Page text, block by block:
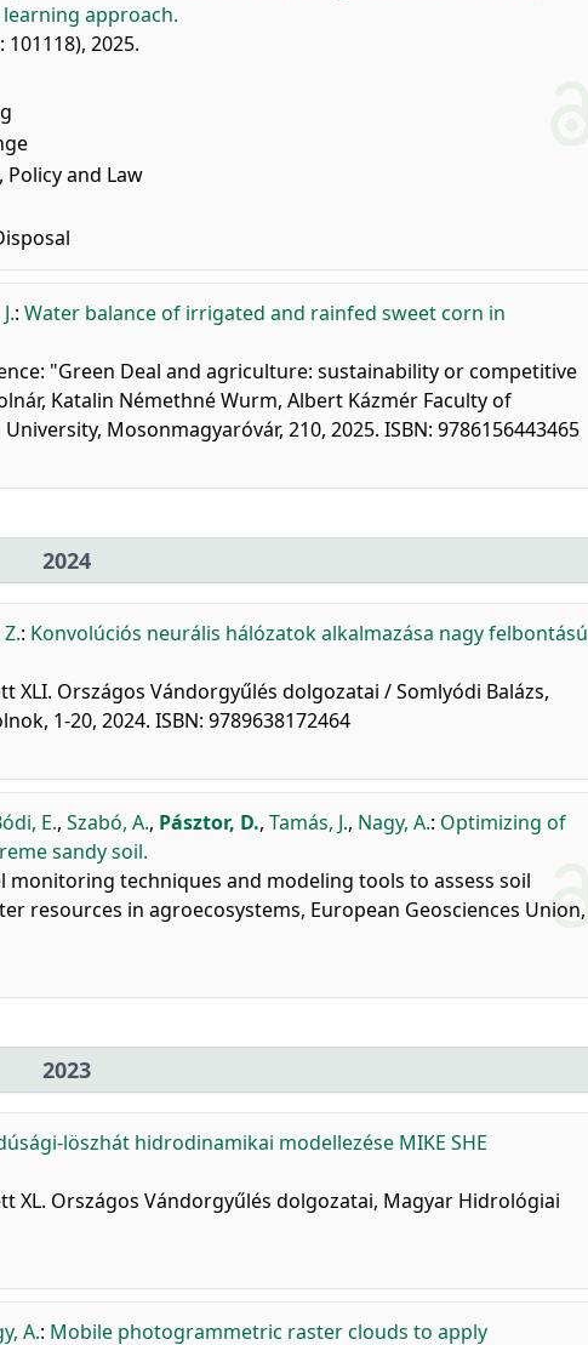
approach.
2025.
and Law
: Water balance of irrigated and rainfed sweet corn in
"Green Deal and agriculture: sustainability or competitive
Katalin Némethné Wurm, Albert Kázmér Faculty of
Mosonmagyaróvár, 210, 2025. ISBN: 9786156443465
2024
: Konvolúciós neurális hálózatok alkalmazása nagy felbontású
XLI. Országos Vándorgyűlés dolgozatai / Somlyódi Balázs,
1-20, 2024. ISBN: 9789638172464
E., Szabó, A., Pásztor, D., Tamás, J., Nagy, A.: Optimizing of
sandy soil.
monitoring techniques and modeling tools to assess soil
resources in agroecosystems, European Geosciences Union,
2023
löszhát hidrodinamikai modellezése MIKE SHE
XL. Országos Vándorgyűlés dolgozatai, Magyar Hidrológiai
A.: Mobile photogrammetric raster clouds to apply